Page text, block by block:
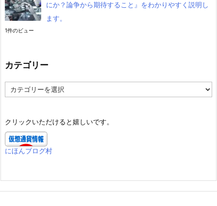
にか？論争から期待すること』をわかりやすく説明し
ます。
1件のビュー
カテゴリー
テ
ー
クリックいただけると嬉しいです。
にほんブログ村